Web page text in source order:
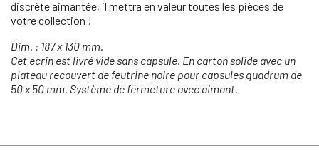
discrète aimantée, il mettra en valeur toutes les pièces de
votre collection !
Dim. : 187 x 130 mm.
Cet écrin est livré vide sans capsule. En carton solide avec un
plateau recouvert de feutrine noire pour capsules quadrum de
50 x 50 mm. Système de fermeture avec aimant.